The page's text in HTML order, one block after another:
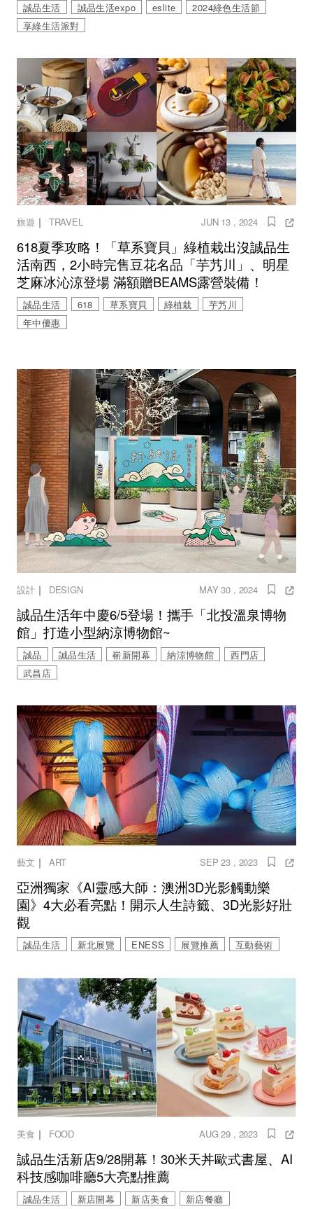
誠品生活 誠品生活expo eslite
2024綠色生活節
享綠生活派對
旅遊 ｜ TRAVEL JUN 13 , 2024
618夏季攻略！「草系寶貝」綠植栽出沒誠品生
活南西，2小時完售豆花名品「芋艿川」、明星
芝麻冰沁涼登場 滿額贈BEAMS露營裝備！
誠品生活 618 草系寶貝 綠植栽
芋艿川
年中優惠
設計｜ DESIGN MAY 30 , 2024
誠品生活年中慶6/5登場！攜手「北投溫泉博物
館」打造小型納涼博物館~
誠品 誠品生活 嶄新開幕 納涼博物館
西門店
武昌店
藝文 ｜ ART SEP 23 , 2023
亞洲獨家《AI靈感大師：澳洲3D光影觸動樂
園》4大必看亮點！開示人生詩籤、3D光影好壯
觀
誠品生活 新北展覽 ENESS 展覽推薦 互動藝術
美食 ｜ FOOD AUG 29 , 2023
誠品生活新店9/28開幕！30米天丼歐式書屋、AI
科技感咖啡廳5大亮點推薦
誠品生活 新店開幕 新店美食 新店餐廳